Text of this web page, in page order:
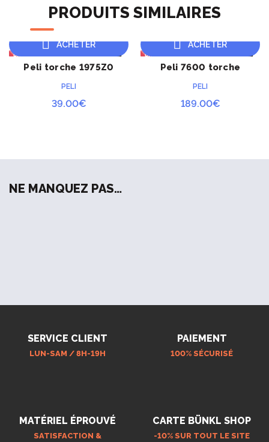
NSN 6260-01-178-5559
Longueur : 15,5 cm
Poids : 20 grammes
PRODUITS SIMILAIRES
RUPTURE
ACHETER
Peli torche 1975Z0
PELI
39.00€
RUPTURE
ACHETER
Peli 7600 torche
PELI
189.00€
NE MANQUEZ PAS…
SERVICE CLIENT
LUN-SAM / 8H-19H
PAIEMENT
100% SÉCURISÉ
MATÉRIEL ÉPROUVÉ
SATISFACTION &
CARTE BÜNKL SHOP
-10% SUR TOUT LE SITE